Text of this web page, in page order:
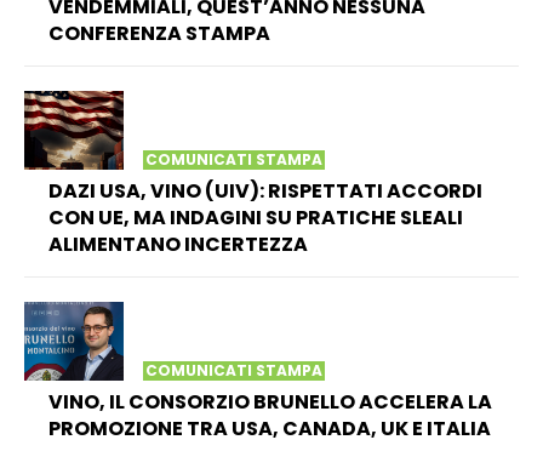
VENDEMMIALI, QUEST’ANNO NESSUNA
CONFERENZA STAMPA
COMUNICATI STAMPA
DAZI USA, VINO (UIV): RISPETTATI ACCORDI
CON UE, MA INDAGINI SU PRATICHE SLEALI
ALIMENTANO INCERTEZZA
COMUNICATI STAMPA
VINO, IL CONSORZIO BRUNELLO ACCELERA LA
PROMOZIONE TRA USA, CANADA, UK E ITALIA